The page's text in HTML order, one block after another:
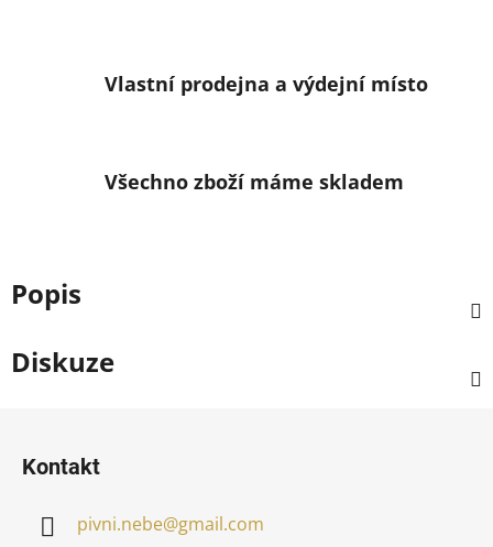
Vlastní prodejna a výdejní místo
Všechno zboží máme skladem
Popis
Diskuze
Kontakt
pivni.nebe@gmail.com